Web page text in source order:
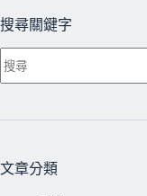
搜尋關鍵字
文章分類